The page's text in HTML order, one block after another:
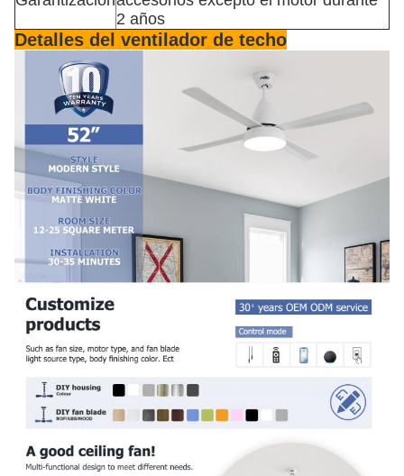
2 años
Detalles del ventilador de techo